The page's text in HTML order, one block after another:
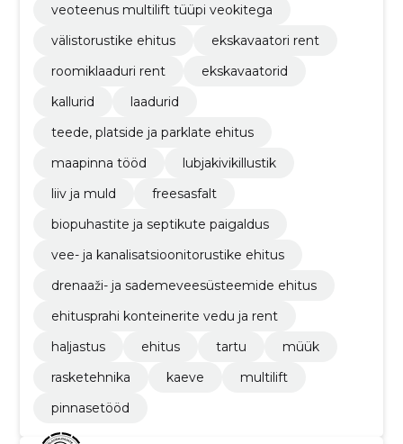
veoteenus multilift tüüpi veokitega
välistorustike ehitus
ekskavaatori rent
roomiklaaduri rent
ekskavaatorid
kallurid
laadurid
teede, platside ja parklate ehitus
maapinna tööd
lubjakivikillustik
liiv ja muld
freesasfalt
biopuhastite ja septikute paigaldus
vee- ja kanalisatsioonitorustike ehitus
drenaaži- ja sademeveesüsteemide ehitus
ehitusprahi konteinerite vedu ja rent
haljastus
ehitus tartu
müük
rasketehnika
kaeve
multilift
pinnasetööd